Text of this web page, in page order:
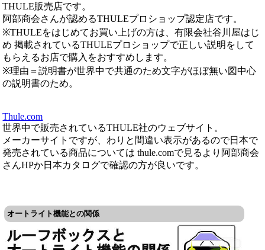
THULE販売店です。
阿部商会さんが認めるTHULEプロショップ認定店です。
※THULEをはじめてお買い上げの方は、有限会社谷川屋はじ
め 掲載されているTHULEプロショップで正しい説明をして
もらえるお店で購入をおすすめします。
※理由＝説明書が世界中で共通のため文字がほぼ無い図中心
の説明書のため。
Thule.com
世界中で販売されているTHULE社のウェブサイト。
メーカーサイトですが、わりと間違い表示があるので日本で
発売されている商品については thule.comで見るより阿部商会
さんHPか日本カタログで確認の方が良いです。
オートライト機能との関係